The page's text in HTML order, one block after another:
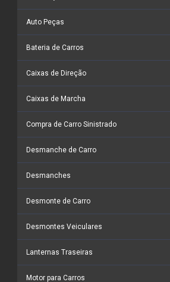
Auto Peças
Bateria de Carros
Caixas de Direção
Caixas de Marcha
Compra de Carro Sinistrado
Desmanche de Carro
Desmanches
Desmonte de Carro
Desmontes Veiculares
Lanternas Traseiras
Motor para Carros